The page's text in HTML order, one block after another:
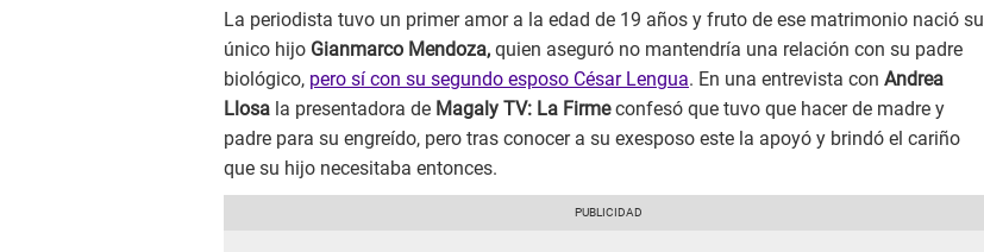
La periodista tuvo un primer amor a la edad de 19 años y fruto de ese matrimonio nació su
único hijo Gianmarco Mendoza, quien aseguró no mantendría una relación con su padre
biológico, pero sí con su segundo esposo César Lengua. En una entrevista con Andrea
Llosa la presentadora de Magaly TV: La Firmeconfesó que tuvo que hacer de madre y
padre para su engreído, pero tras conocer a su exesposo este la apoyó y brindó el cariño
que su hijo necesitaba entonces.